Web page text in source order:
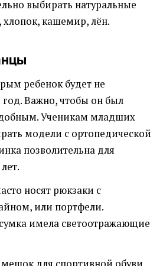
выбирать натуральные
кашемир, лён.
ребенок будет не
год. Важно, чтобы он был
Ученикам младших
модели с ортопедической
позволительна для
носят рюкзаки с
или портфели.
имела светоотражающие